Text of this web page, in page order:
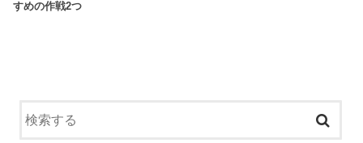
すめの作戦2つ